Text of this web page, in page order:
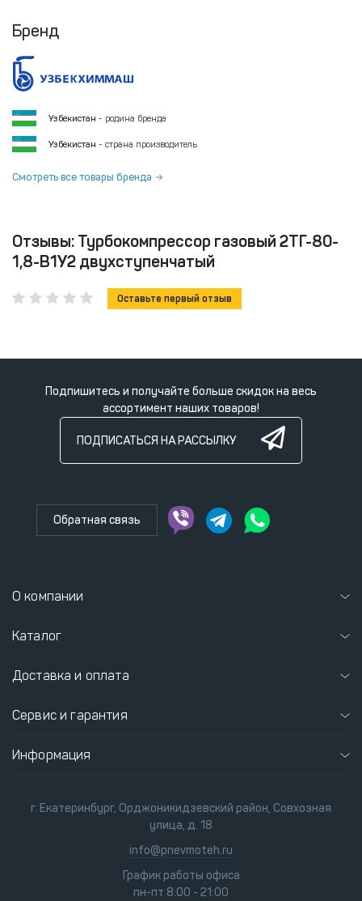
Бренд
Узбекистан - родина бренда
Узбекистан - страна производитель
Смотреть все товары бренда
Отзывы: Турбокомпрессор газовый 2ТГ-80-
1,8-В1У2 двухступенчатый
Оставьте первый отзыв
Подпишитесь и получайте больше скидок на весь
ассортимент наших товаров!
ПОДПИСАТЬСЯ НА РАССЫЛКУ
Обратная связь
О компании
Каталог
Доставка и оплата
Сервис и гарантия
Информация
г. Екатеринбург, Орджоникидзевский район, Совхозная
улица, д. 18
info@pnevmoteh.ru
График работы офиса
пн-пт 8:00 - 21:00